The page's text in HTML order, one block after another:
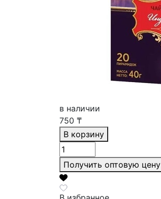
в наличии
750 ₸
В корзину
Получить оптовую цену